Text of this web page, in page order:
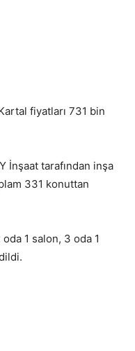
fiyatları 731 bin
İnşaat tarafından inşa
331 konuttan
1 salon, 3 oda 1